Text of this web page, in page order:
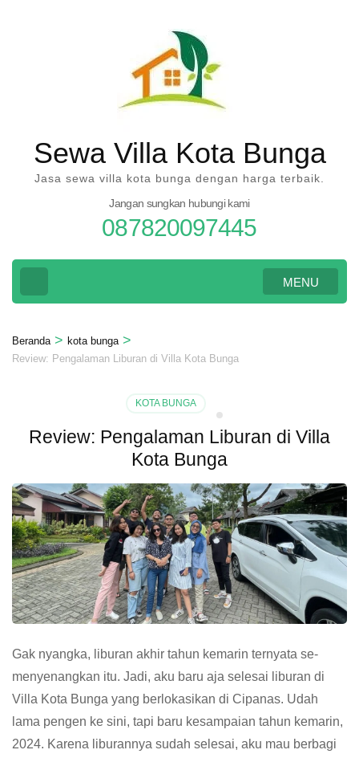
Sewa Villa Kota Bunga
Jasa sewa villa kota bunga dengan harga terbaik.
Jangan sungkan hubungi kami
087820097445
MENU
Beranda > kota bunga >
Review: Pengalaman Liburan di Villa Kota Bunga
KOTA BUNGA
Review: Pengalaman Liburan di Villa
Kota Bunga
Gak nyangka, liburan akhir tahun kemarin ternyata se-
menyenangkan itu. Jadi, aku baru aja selesai liburan di
Villa Kota Bunga yang berlokasikan di Cipanas. Udah
lama pengen ke sini, tapi baru kesampaian tahun kemarin,
2024. Karena liburannya sudah selesai, aku mau berbagi